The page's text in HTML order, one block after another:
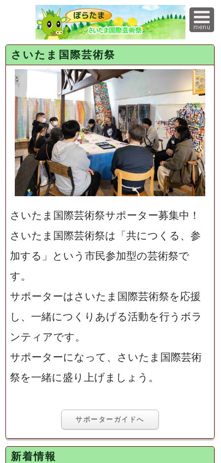
さいたま国際芸術祭
さいたま国際芸術祭サポーター募集中！
さいたま国際芸術祭は「共につくる、参
加する」という市民参加型の芸術祭で
す。
サポーターはさいたま国際芸術祭を応援
し、一緒につくりあげる活動を行うボラ
ンティアです。
サポーターになって、さいたま国際芸術
祭を一緒に盛り上げましょう。
サポーターガイドへ
新着情報